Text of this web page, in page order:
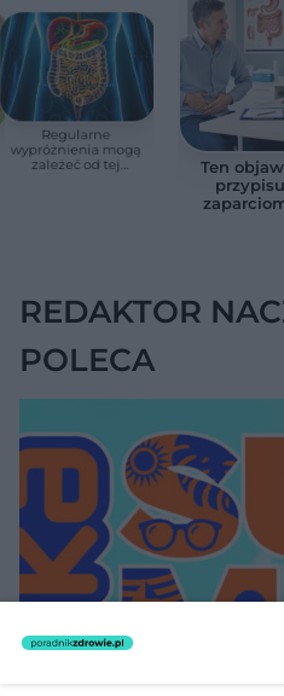
Regularne
wypróżnienia mogą
zależeć od tej
Ten
REDAKTOR
POLECA